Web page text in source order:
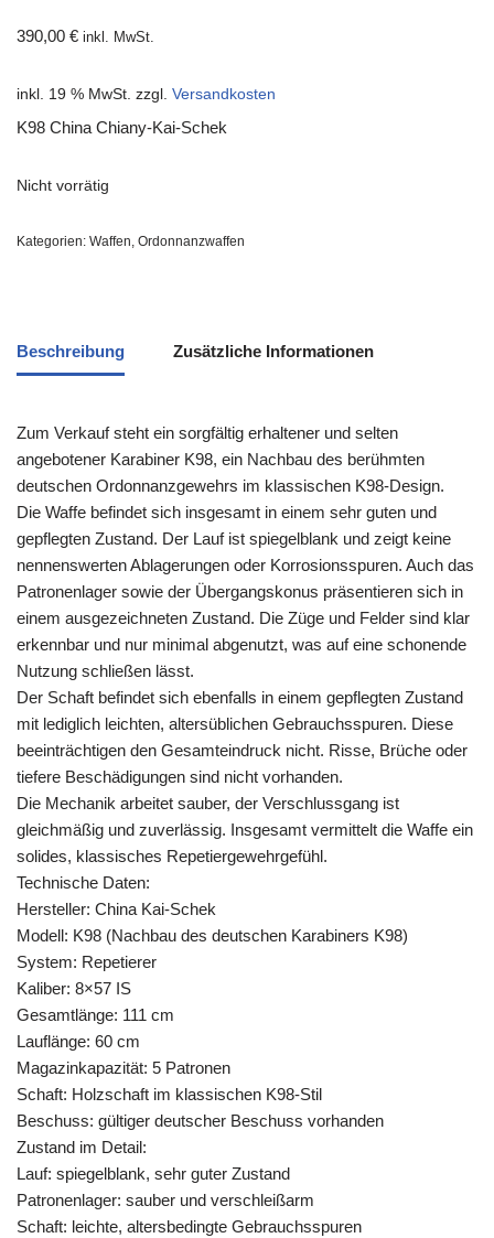
390,00 € inkl. MwSt.
inkl. 19 % MwSt. zzgl. Versandkosten
K98 China Chiany-Kai-Schek
Nicht vorrätig
Kategorien: Waffen, Ordonnanzwaffen
Beschreibung Zusätzliche Informationen
Zum Verkauf steht ein sorgfältig erhaltener und selten
angebotener Karabiner K98, ein Nachbau des berühmten
deutschen Ordonnanzgewehrs im klassischen K98-Design.
Die Waffe befindet sich insgesamt in einem sehr guten und
gepflegten Zustand. Der Lauf ist spiegelblank und zeigt keine
nennenswerten Ablagerungen oder Korrosionsspuren. Auch das
Patronenlager sowie der Übergangskonus präsentieren sich in
einem ausgezeichneten Zustand. Die Züge und Felder sind klar
erkennbar und nur minimal abgenutzt, was auf eine schonende
Nutzung schließen lässt.
Der Schaft befindet sich ebenfalls in einem gepflegten Zustand
mit lediglich leichten, altersüblichen Gebrauchsspuren. Diese
beeinträchtigen den Gesamteindruck nicht. Risse, Brüche oder
tiefere Beschädigungen sind nicht vorhanden.
Die Mechanik arbeitet sauber, der Verschlussgang ist
gleichmäßig und zuverlässig. Insgesamt vermittelt die Waffe ein
solides, klassisches Repetiergewehrgefühl.
Technische Daten:
Hersteller: China Kai-Schek
Modell: K98 (Nachbau des deutschen Karabiners K98)
System: Repetierer
Kaliber: 8×57 IS
Gesamtlänge: 111 cm
Lauflänge: 60 cm
Magazinkapazität: 5 Patronen
Schaft: Holzschaft im klassischen K98-Stil
Beschuss: gültiger deutscher Beschuss vorhanden
Zustand im Detail:
Lauf: spiegelblank, sehr guter Zustand
Patronenlager: sauber und verschleißarm
Schaft: leichte, altersbedingte Gebrauchsspuren